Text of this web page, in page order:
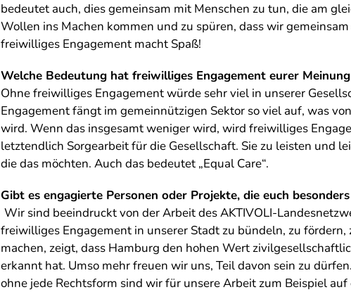
bedeutet auch, dies gemeinsam mit Menschen zu tun, die am
Wollen ins Machen kommen und zu spüren, dass wir
freiwilliges Engagement macht Spaß!
Welche Bedeutung hat freiwilliges Engagement eurer
Ohne freiwilliges Engagement würde sehr viel in unserer
Engagement fängt im gemeinnützigen Sektor so viel auf, was
wird. Wenn das insgesamt weniger wird, wird freiwilliges
letztendlich Sorgearbeit für die Gesellschaft. Sie zu leisten und
die das möchten. Auch das bedeutet „Equal Care“.
Gibt es engagierte Personen oder Projekte, die euch
Wir sind beeindruckt von der Arbeit des AKTIVOLI-
freiwilliges Engagement in unserer Stadt zu bündeln, zu
machen, zeigt, dass Hamburg den hohen Wert
erkannt hat. Umso mehr freuen wir uns, Teil davon sein zu
ohne jede Rechtsform sind wir für unsere Arbeit zum Beispiel